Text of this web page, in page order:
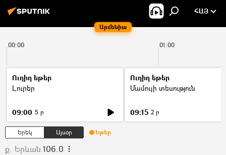
Արմենիա
ՀԱՅ
00:00 01:00
Ուղիղ եթեր
Լուրեր
09:00 5 ր
Ուղիղ եթեր
Մամուլի տեսություն
09:15 2 ր
Երեկ Այսօր Եթեր
ք. Երևան 106.0